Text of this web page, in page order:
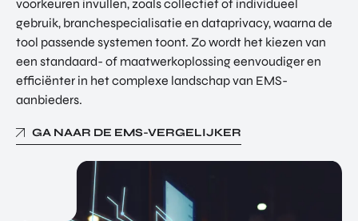
voorkeuren invullen, zoals collectief of individueel
gebruik, branchespecialisatie en dataprivacy, waarna de
tool passende systemen toont. Zo wordt het kiezen van
een standaard- of maatwerkoplossing eenvoudiger en
efficiënter in het complexe landschap van EMS-
aanbieders.
GA NAAR DE EMS-VERGELIJKER